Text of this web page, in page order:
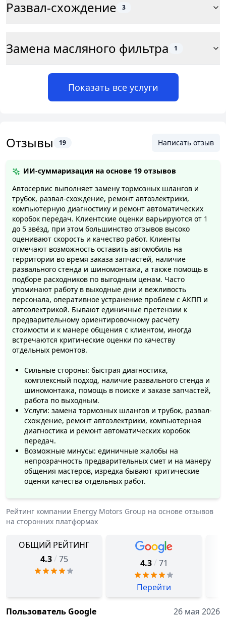
Развал-схождение 3
Замена масляного фильтра 1
Показать все услуги
Отзывы 19 Написать отзыв
ИИ-суммаризация на основе 19 отзывов
Автосервис выполняет замену тормозных шлангов и
трубок, развал-схождение, ремонт автоэлектрики,
компьютерную диагностику и ремонт автоматических
коробок передач. Клиентские оценки варьируются от 1
до 5 звёзд, при этом большинство отзывов высоко
оценивают скорость и качество работ. Клиенты
отмечают возможность оставить автомобиль на
территории во время заказа запчастей, наличие
развального стенда и шиномонтажа, а также помощь в
подборе расходников по выгодным ценам. Часто
упоминают работу в выходные дни и вежливость
персонала, оперативное устранение проблем с АКПП и
автоэлектрикой. Бывают единичные претензии к
предварительному ориентировочному расчёту
стоимости и к манере общения с клиентом, иногда
встречаются критические оценки по качеству
отдельных ремонтов.
Сильные стороны: быстрая диагностика,
комплексный подход, наличие развального стенда и
шиномонтажа, помощь в поиске и заказе запчастей,
работа по выходным.
Услуги: замена тормозных шлангов и трубок, развал-
схождение, ремонт автоэлектрики, компьютерная
диагностика и ремонт автоматических коробок
передач.
Возможные минусы: единичные жалобы на
непрозрачность предварительных смет и на манеру
общения мастеров, изредка бывают критические
оценки качества отдельных работ.
Рейтинг компании Energy Motors Group на основе отзывов
на сторонних платформах
ОБЩИЙ РЕЙТИНГ
4.3 / 75 4.3 / 71
Перейти
Пользователь Google
26 мая 2026